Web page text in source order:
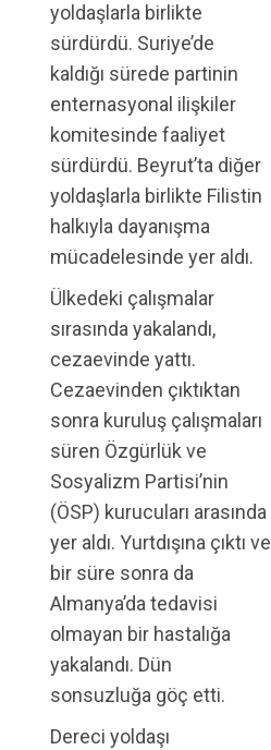
yoldaşlarla birlikte
sürdürdü. Suriye’de
kaldığı sürede partinin
enternasyonal ilişkiler
komitesinde faaliyet
sürdürdü. Beyrut’ta diğer
yoldaşlarla birlikte Filistin
halkıyla dayanışma
mücadelesinde yer aldı.
Ülkedeki çalışmalar
sırasında yakalandı,
cezaevinde yattı.
Cezaevinden çıktıktan
sonra kuruluş çalışmaları
süren Özgürlük ve
Sosyalizm Partisi’nin
(ÖSP) kurucuları arasında
yer aldı. Yurtdışına çıktı ve
bir süre sonra da
Almanya’da tedavisi
olmayan bir hastalığa
yakalandı. Dün
sonsuzluğa göç etti.
Dereci yoldaşı